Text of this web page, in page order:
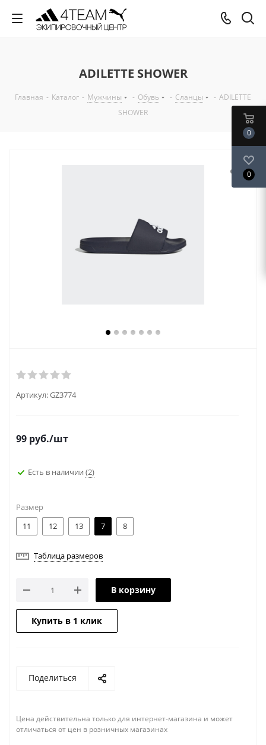
ADILETTE SHOWER
Главная - Каталог - Мужчины - Обувь - Сланцы - ADILETTE
SHOWER
Артикул:GZ3774
99 руб./шт
Есть в наличии (2)
Размер
11
12 13 7 8
Таблица размеров
В корзину
Купить в 1 клик
Поделиться
Цена действительна только для интернет-магазина и может
отличаться от цен в розничных магазинах
0
0